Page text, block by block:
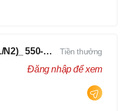
Kỹ sư cầu nối (BrSE, N1/N2)_ 550-750Man
Tiền thưởng
Đăng nhập để xem